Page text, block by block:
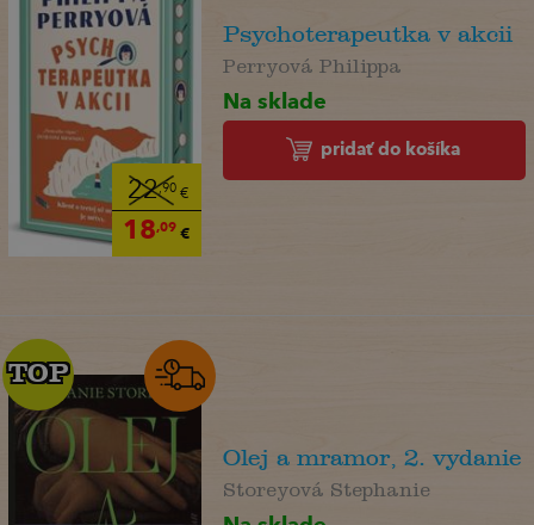
22,90€
18,09€
Psychoterapeutka v akcii
Perryová Philippa
Na sklade
pridať do košíka
TOP
TOP
Olej a mramor, 2. vydanie
Storeyová Stephanie